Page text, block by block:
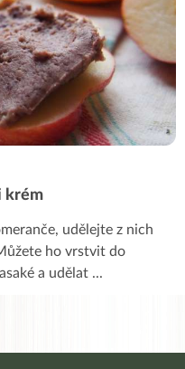
krém
udělejte z nich
ho vrstvit do
a udělat ...